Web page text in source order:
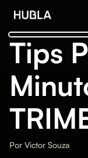
Tips
Por Victor Souza